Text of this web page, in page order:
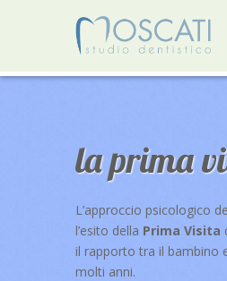
la prima
L’approccio psicologico
l’esito della Prima Visita
il rapporto tra il bambino
molti anni.